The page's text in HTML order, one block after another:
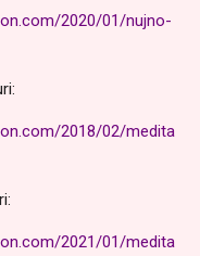
2020/01/nujno-
2018/02/medita
2021/01/medita